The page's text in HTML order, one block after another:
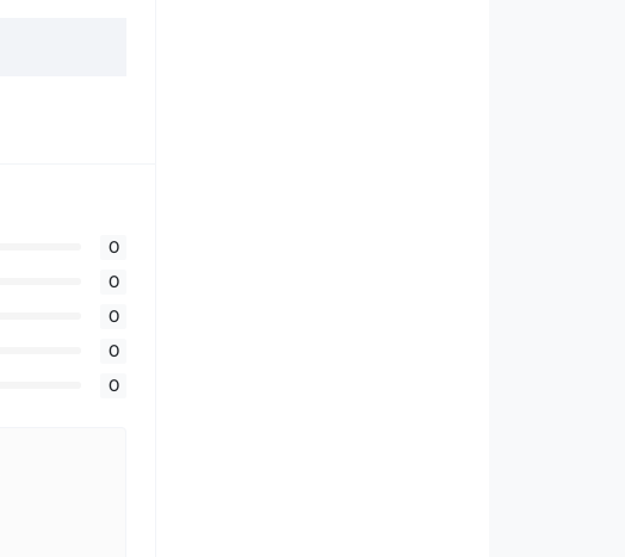
0
0
0
0
0